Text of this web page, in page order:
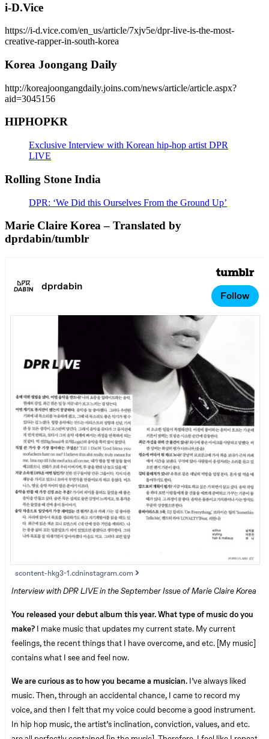
i-D.Vice
https://i-d.vice.com/en_us/article/7xjv5e/dpr-live-is-the-most-
creative-rapper-in-south-korea
Korea Joongang Daily
http://koreajoongangdaily.joins.com/news/article/article.aspx?
aid=3045156
HIPHOPKR
Exclusive Interview with Korean hip-hop artist DPR
LIVE
Rolling Stone India
DPR: ‘We Did this Ourselves From the Ground Up’
Marie Claire Korea – Translated by
dprdabin/tumblr